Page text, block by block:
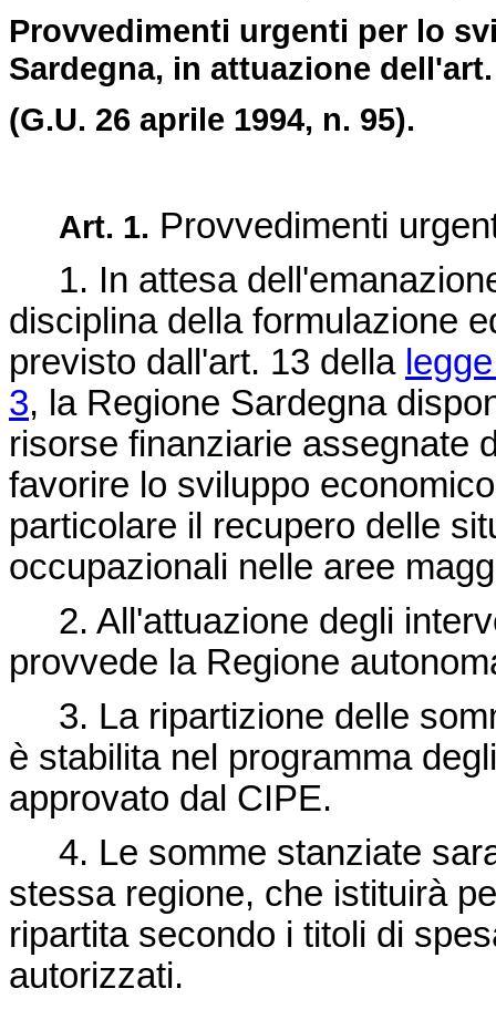
Provvedimenti urgenti per lo
Sardegna, in attuazione
(G.U. 26 aprile 1994, n. 95).
Art. 1. Provvedimenti
1. In attesa
disciplina della formulazione
previsto dall'art. 13 della
3, la Regione Sardegna
risorse finanziarie assegnate
favorire lo sviluppo
particolare il recupero delle
occupazionali nelle aree
2. All'attuazione degli
provvede la Regione
3. La ripartizione delle
è stabilita nel programma
approvato dal CIPE.
4. Le somme stanziate
stessa regione, che istituirà
ripartita secondo i titoli di
autorizzati.